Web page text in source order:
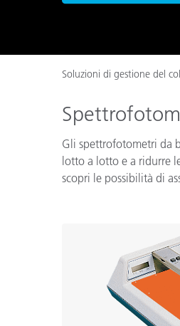
Soluzioni di gestione del
Gli spettrofotometri da
lotto a lotto e a ridurre
scopri le possibilità di